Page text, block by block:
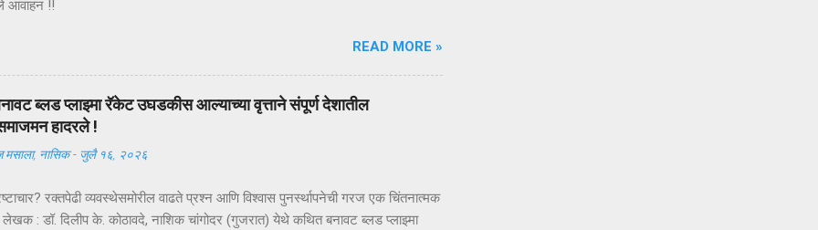
आवाहन !!
READ MORE »
ब्लड प्लाझ्मा रॅकेट उघडकीस आल्याच्या वृत्ताने संपूर्ण देशातील
हादरले !
मसाला, नासिक - जुलै १६, २०२६
रक्तपेढी व्यवस्थेसमोरील वाढते प्रश्न आणि विश्वास पुनर्स्थापनेची गरज एक चिंतनात्मक
: डॉ. दिलीप के. कोठावदे, नाशिक चांगोदर (गुजरात) येथे कथित बनावट ब्लड प्लाझ्मा